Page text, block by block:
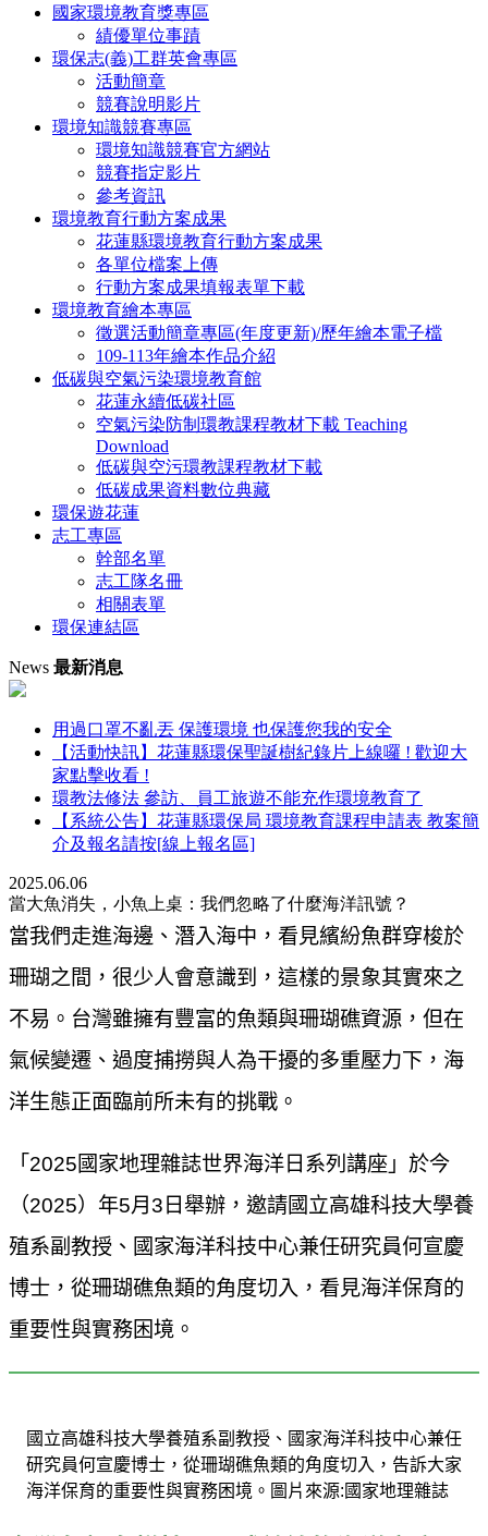
國家環境教育獎專區
績優單位事蹟
環保志(義)工群英會專區
活動簡章
競賽說明影片
環境知識競賽專區
環境知識競賽官方網站
競賽指定影片
參考資訊
環境教育行動方案成果
花蓮縣環境教育行動方案成果
各單位檔案上傳
行動方案成果填報表單下載
環境教育繪本專區
徵選活動簡章專區(年度更新)/歷年繪本電子檔
109-113年繪本作品介紹
低碳與空氣污染環境教育館
花蓮永續低碳社區
空氣污染防制環教課程教材下載 Teaching
Download
低碳與空污環教課程教材下載
低碳成果資料數位典藏
環保遊花蓮
志工專區
幹部名單
志工隊名冊
相關表單
環保連結區
News 最新消息
用過口罩不亂丟 保護環境 也保護您我的安全
【活動快訊】花蓮縣環保聖誕樹紀錄片上線囉 ! 歡迎大
家點擊收看 !
環教法修法 參訪、員工旅遊不能充作環境教育了
【系統公告】花蓮縣環保局 環境教育課程申請表 教案簡
介及報名請按[線上報名區]
2025.06.06
當大魚消失，小魚上桌：我們忽略了什麼海洋訊號？
當我們走進海邊、潛入海中，看見繽紛魚群穿梭於
珊瑚之間，很少人會意識到，這樣的景象其實來之
不易。台灣雖擁有豐富的魚類與珊瑚礁資源，但在
氣候變遷、過度捕撈與人為干擾的多重壓力下，海
洋生態正面臨前所未有的挑戰。
「2025國家地理雜誌世界海洋日系列講座」於今
（2025）年5月3日舉辦，邀請國立高雄科技大學養
殖系副教授、國家海洋科技中心兼任研究員何宣慶
博士，從珊瑚礁魚類的角度切入，看見海洋保育的
重要性與實務困境。
國立高雄科技大學養殖系副教授、國家海洋科技中心兼任
研究員何宣慶博士，從珊瑚礁魚類的角度切入，告訴大家
海洋保育的重要性與實務困境。圖片來源:國家地理雜誌